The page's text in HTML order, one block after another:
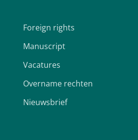
Foreign rights
Manuscript
Vacatures
Overname rechten
Nieuwsbrief